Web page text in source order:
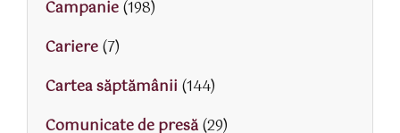
Campanie(198)
Cariere(7)
Cartea săptămânii (144)
Comunicate de presă(29)